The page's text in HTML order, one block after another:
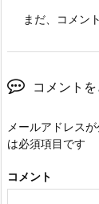
まだ、コメン
コメント
メールアドレス
は必須項目です
コメント